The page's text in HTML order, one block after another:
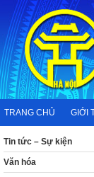
content
TRANG CHỦ GIỚI
Tin tức – Sự kiện
Văn hóa